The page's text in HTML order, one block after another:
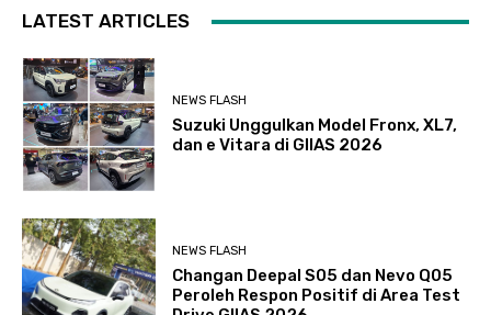
LATEST ARTICLES
NEWS FLASH
Suzuki Unggulkan Model Fronx, XL7,
dan e Vitara di GIIAS 2026
NEWS FLASH
Changan Deepal S05 dan Nevo Q05
Peroleh Respon Positif di Area Test